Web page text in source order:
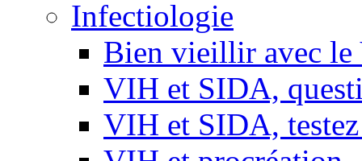
Infectiologie
Bien vieillir avec
VIH et SIDA,
VIH et SIDA, testez